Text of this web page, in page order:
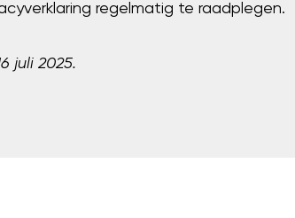
regelmatig te raadplegen.
juli 2025.